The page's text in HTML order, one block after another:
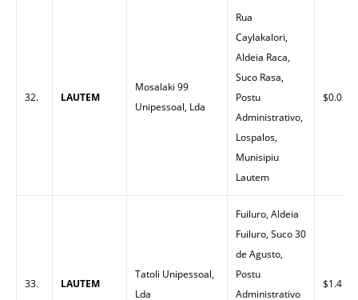
32. LAUTEM
Mosalaki 99
Unipessoal, Lda
Rua
Caylakalori,
Aldeia Raca,
Suco Rasa,
Postu
Administrativo,
Lospalos,
Munisipiu
Lautem
$0.00
33. LAUTEM
Tatoli Unipessoal,
Lda
Fuiluro, Aldeia
Fuiluro, Suco 30
de Agusto,
Postu
Administrativo
$1.40